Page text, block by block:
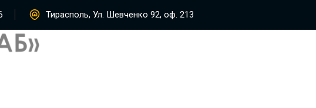
Тирасполь, Ул. Шевченко 92, оф. 213